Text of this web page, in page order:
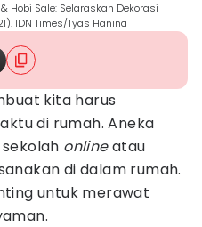
Hobi Sale: Selaraskan Dekorasi
IDN Times/Tyas Hanina
kita harus
di rumah. Aneka
onlineatau
di dalam rumah.
untuk merawat